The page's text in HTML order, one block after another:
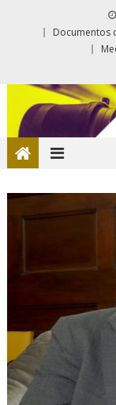
Documentos